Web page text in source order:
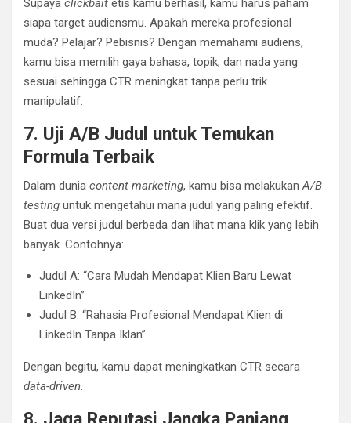
Supaya clickbait etis kamu berhasil, kamu harus paham
siapa target audiensmu. Apakah mereka profesional
muda? Pelajar? Pebisnis? Dengan memahami audiens,
kamu bisa memilih gaya bahasa, topik, dan nada yang
sesuai sehingga CTR meningkat tanpa perlu trik
manipulatif.
7. Uji A/B Judul untuk Temukan
Formula Terbaik
Dalam dunia content marketing, kamu bisa melakukanA/B
testing untuk mengetahui mana judul yang paling efektif.
Buat dua versi judul berbeda dan lihat mana klik yang lebih
banyak. Contohnya:
Judul A: “Cara Mudah Mendapat Klien Baru Lewat
LinkedIn”
Judul B: “Rahasia Profesional Mendapat Klien di
LinkedIn Tanpa Iklan”
Dengan begitu, kamu dapat meningkatkan CTR secara
data-driven.